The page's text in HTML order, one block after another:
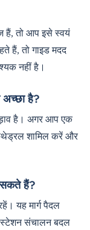
हैं, तो आप इसे स्वयं
हैं, तो गाइड मदद
नहीं है।
अच्छा है?
है। अगर आप एक
कैथेड्रल शामिल करें और
सकते हैं?
यह मार्ग पैदल
स्टेशन संचालन बदल